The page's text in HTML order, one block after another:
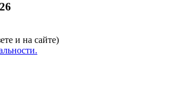
и на сайте)